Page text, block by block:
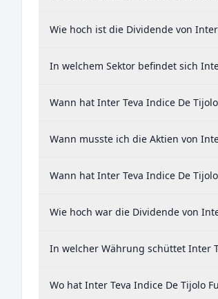
Wie hoch ist die Dividende von
In welchem Sektor befindet sich
Wann hat Inter Teva Indice De
Wann musste ich die Aktien von
Wann hat Inter Teva Indice De
Wie hoch war die Dividende von
In welcher Währung schüttet Inter
Wo hat Inter Teva Indice De Tijolo